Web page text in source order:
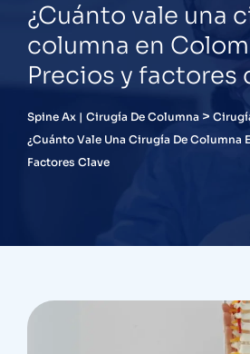
¿Cuánto vale una
columna en
Precios y factores
Spine Ax | Cirugía De Columna >
¿Cuánto Vale Una Cirugía De Columna
Factores Clave